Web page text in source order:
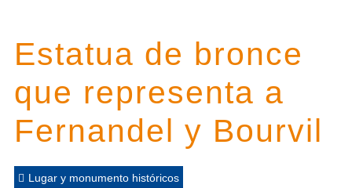
Estatua de bronce
que representa a
Fernandel y Bourvil
Lugar y monumento históricos